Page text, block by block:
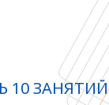
10 ЗАНЯТИЙ